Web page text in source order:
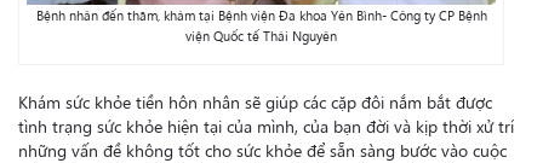
Bệnh nhân đến thăm, khám tại Bệnh viện Đa khoa Yên Bình- Công ty CP Bệnh
viện Quốc tế Thái Nguyên
Khám sức khỏe tiền hôn nhân sẽ giúp các cặp đôi nắm bắt được
tình trạng sức khỏe hiện tại của mình, của bạn đời và kịp thời xử trí
những vấn đề không tốt cho sức khỏe để sẵn sàng bước vào cuộc